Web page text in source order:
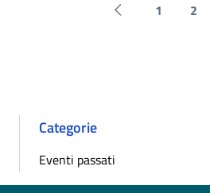
Pagina precedente
1 2
Categorie
Eventi passati